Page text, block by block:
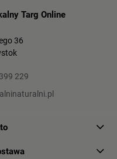
Targ Online
36
229